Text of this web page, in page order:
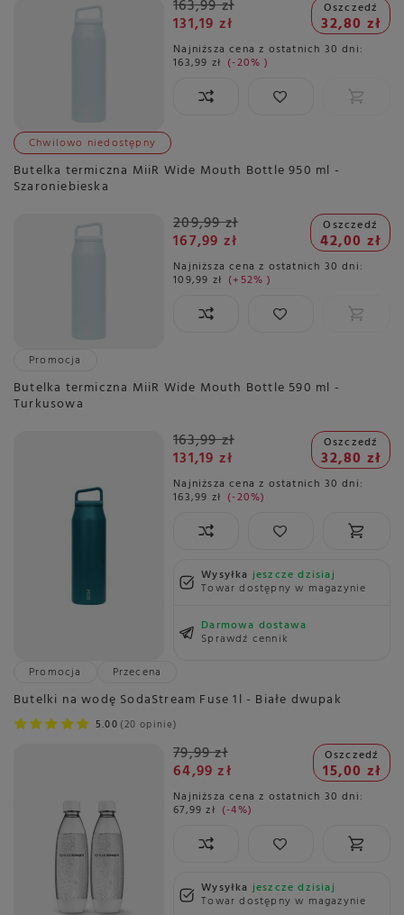
163,99 zł
131,19 zł
Oszczedź
32,80 zł
Najniższa cena z ostatnich 30 dni:
163,99 zł -20%
Chwilowo niedostępny
Butelka termiczna MiiR Wide Mouth Bottle 950 ml -
Szaroniebieska
209,99 zł
167,99 zł
Oszczedź
42,00 zł
Najniższa cena z ostatnich 30 dni:
109,99 zł +52%
Promocja
Butelka termiczna MiiR Wide Mouth Bottle 590 ml -
Turkusowa
163,99 zł
131,19 zł
Oszczedź
32,80 zł
Najniższa cena z ostatnich 30 dni:
163,99 zł -20%
Wysyłkajeszcze dzisiaj
Towar dostępny w magazynie
Darmowa dostawa
Sprawdź cennik
Promocja
Przecena
Butelki na wodę SodaStream Fuse 1l - Białe dwupak
5.00 20 opinie
79,99 zł
64,99 zł
Oszczedź
15,00 zł
Najniższa cena z ostatnich 30 dni:
67,99 zł -4%
Wysyłkajeszcze dzisiaj
Towar dostępny w magazynie